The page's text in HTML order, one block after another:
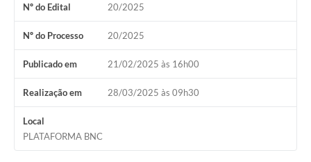
Nº do Edital 20/2025
Nº do Processo 20/2025
Publicado em 21/02/2025 às 16h00
Realização em 28/03/2025 às 09h30
Local
PLATAFORMA BNC